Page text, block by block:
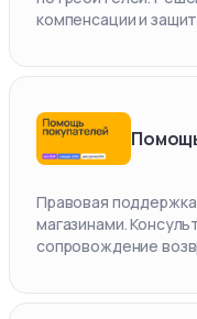
компенсации и
Правовая
магазинами.
сопровождение